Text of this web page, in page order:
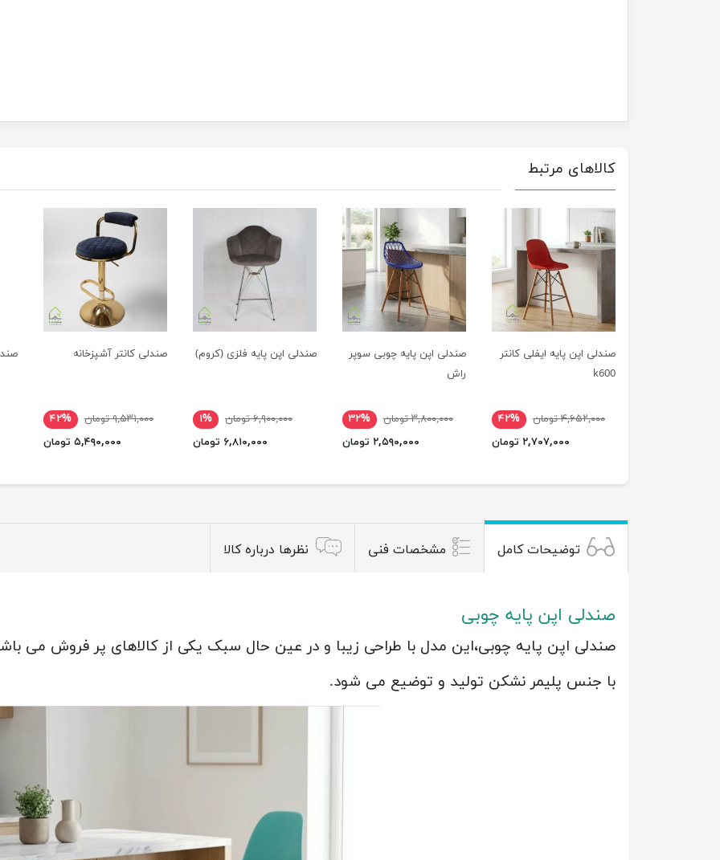
کالاهای مرتبط
صندلی اپن پایه ایفلی کانتر
k600
۴,۶۵۲,۰۰۰ تومان
۴۲%
۲,۷۰۷,۰۰۰ تومان
صندلی اپن پایه چوبی سوپر
راش
۳,۸۰۰,۰۰۰ تومان
۳۲%
۲,۵۹۰,۰۰۰ تومان
صندلی اپن پایه فلزی (کروم)
۶,۹۰۰,۰۰۰ تومان
۱%
۶,۸۱۰,۰۰۰ تومان
صندلی کانتر آشپزخانه
۹,۵۳۱,۰۰۰ تومان
۴۲%
۵,۴۹۰,۰۰۰ تومان
توضیحات کامل مشخصات فنی نظرها درباره کالا
صندلی اپن پایه چوبی
صندلی اپن پایه چوبی،این مدل با طراحی زیبا و در عین حال سبک یکی از کالاهای پر فروش می
با جنس پلیمر نشکن تولید و توضیع می شود.